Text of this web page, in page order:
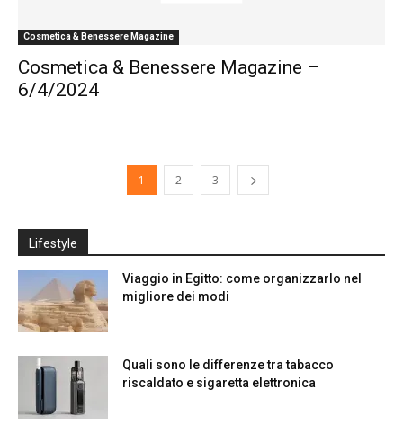
Cosmetica & Benessere Magazine
Cosmetica & Benessere Magazine –
6/4/2024
1 2 3
Lifestyle
Viaggio in Egitto: come organizzarlo nel
migliore dei modi
Quali sono le differenze tra tabacco
riscaldato e sigaretta elettronica